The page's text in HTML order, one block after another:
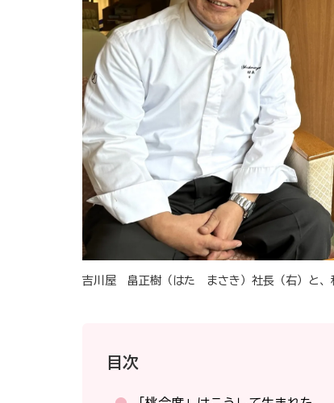
吉川屋 畠正樹（はた まさき）社長（右）と、
目次